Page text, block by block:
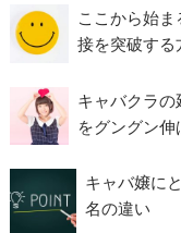
ここから始
接を突破する
キャバクラ
をグングン伸
キャバ嬢に
名の違い